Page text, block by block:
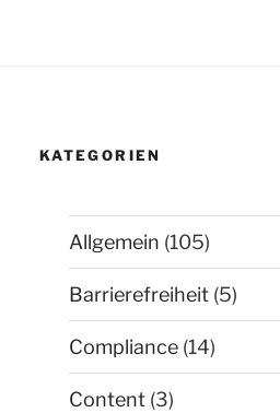
KATEGORIEN
Allgemein (105)
Barrierefreiheit (5)
Compliance (14)
Content (3)